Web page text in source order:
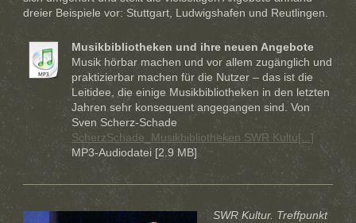
dreier Beispiele vor: Stuttgart, Ludwigshafen und Reutlingen.
Musikbibliotheken und ihre neuen Angebote
Musik hörbar machen und vor allem zugänglich und
praktizierbar machen für die Nutzer – das ist die
Leitidee, die einige Musikbibliotheken in den letzten
Jahren sehr konsequent angegangen sind. Von
Sven Scherz-Schade
ScherzSchade_Musikbibliotheken SWR Kultu[...]
MP3-Audiodatei [2.9 MB]
SWR Kultur. Treffpunkt